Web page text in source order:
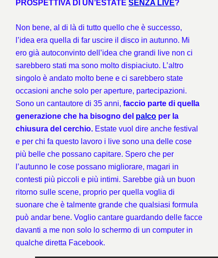
PROSPETTIVA DI UN’ESTATE SENZA LIVE?
Non bene, al di là di tutto quello che è successo,
l’idea era quella di far uscire il disco in autunno. Mi
ero già autoconvinto dell’idea che grandi live non ci
sarebbero stati ma sono molto dispiaciuto. L’altro
singolo è andato molto bene e ci sarebbero state
occasioni anche solo per aperture, partecipazioni.
Sono un cantautore di 35 anni, faccio parte di quella
generazione che ha bisogno del palco per la
chiusura del cerchio. Estate vuol dire anche festival
e per chi fa questo lavoro i live sono una delle cose
più belle che possano capitare. Spero che per
l’autunno le cose possano migliorare, magari in
contesti più piccoli e più intimi. Sarebbe già un buon
ritorno sulle scene, proprio per quella voglia di
suonare che è talmente grande che qualsiasi formula
può andar bene. Voglio cantare guardando delle facce
davanti a me non solo lo schermo di un computer in
qualche diretta Facebook.